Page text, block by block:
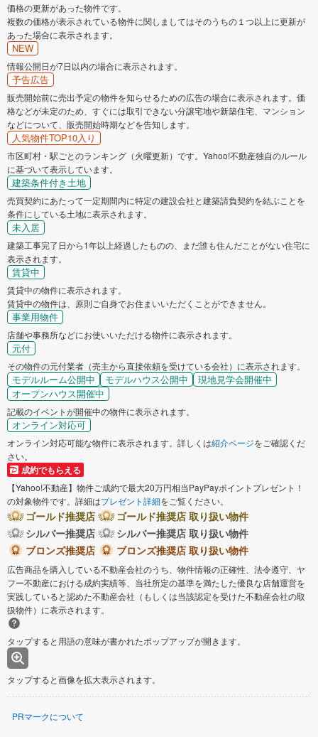
価格の更新があった物件です。
複数の価格が表示されている物件に関しましてはそのうちの１つ以上に更新が
あった場合に表示されます。
NEW
情報公開日が7日以内の場合に表示されます。
予告広告
販売開始前に売出予定の物件を知らせるための広告の場合に表示されます。価
格などが未定のため、すぐには取引できない分譲宅地や新築住宅、マンション
などについて、販売開始時期などを告知します。
人気物件TOP10入り
市区町村・駅ごとのランキング（火曜更新）です。Yahoo!不動産独自のルール
に基づいて表示しています。
建築条件付き土地
売買契約にあたって一定期間内に特定の建設会社と建築請負契約を結ぶことを
条件にしている土地に表示されます。
未入居
建築工事完了日から1年以上経過したものの、まだ誰も住んだことがない住宅に
表示されます。
賃貸中
賃貸中の物件に表示されます。
賃貸中の物件は、原則ご自身でお住まいいただくことができません。
事業用物件
店舗や事務所などにお使いいただける物件に表示されます。
元付
その物件の元付業者（売主から直接依頼を受けている会社）に表示されます。
モデルルーム公開中 モデルハウス公開中
現地見学会開催中
オープンハウス開催中
記載のイベントが開催中の物件に表示されます。
オンライン対応可
オンライン対応可能な物件に表示されます。詳しくは紹介ページをご確認くだ
さい。
成約でもらえる
【Yahoo!不動産】物件ご成約で最大20万円相当PayPayポイントプレゼント！
の対象物件です。詳細はプレゼント詳細をご覧ください。
ゴールド推奨店
ゴールド推奨店 取り扱い物件
シルバー推奨店
シルバー推奨店 取り扱い物件
ブロンズ推奨店
ブロンズ推奨店 取り扱い物件
広告商品を購入している不動産会社のうち、物件情報の正確性、法令遵守、ヤ
フー不動産における成約実績等、当社所定の基準を満たした優良な店舗運営を
実践していると認めた不動産会社（もしくは当該認定を受けた不動産会社の取
扱物件）に表示されます。
タップすると用語の意味が書かれたポップアップが開きます。
タップすると画像を拡大表示されます。
PRマークについて